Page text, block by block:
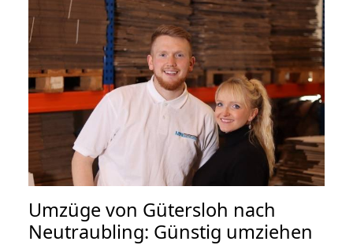
Umzüge von Gütersloh nach
Neutraubling: Günstig umziehen